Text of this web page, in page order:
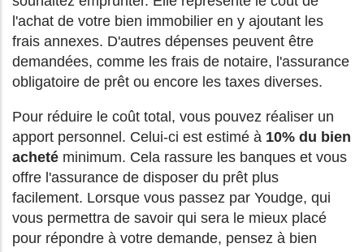
l'achat de votre bien immobilier en y ajoutant les
frais annexes. D'autres dépenses peuvent être
demandées, comme les frais de notaire, l'assurance
obligatoire de prêt ou encore les taxes diverses.
Pour réduire le coût total, vous pouvez réaliser un
apport personnel. Celui-ci est estimé à 10% du bien
acheté minimum. Cela rassure les banques et vous
offre l'assurance de disposer du prêt plus
facilement. Lorsque vous passez par Youdge, qui
vous permettra de savoir qui sera le mieux placé
pour répondre à votre demande, pensez à bien